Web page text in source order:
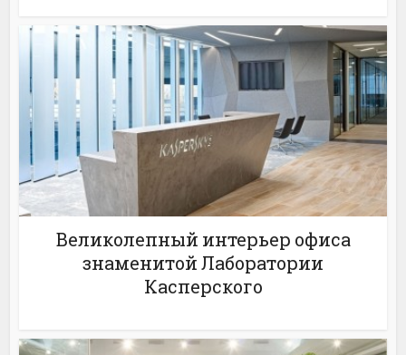
Великолепный интерьер офиса
знаменитой Лаборатории
Касперского